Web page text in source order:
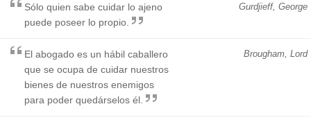
Gurdjieff, George
Sólo quien sabe cuidar lo ajeno
puede poseer lo propio.
Brougham, Lord
El abogado es un hábil caballero
que se ocupa de cuidar nuestros
bienes de nuestros enemigos
para poder quedárselos él.